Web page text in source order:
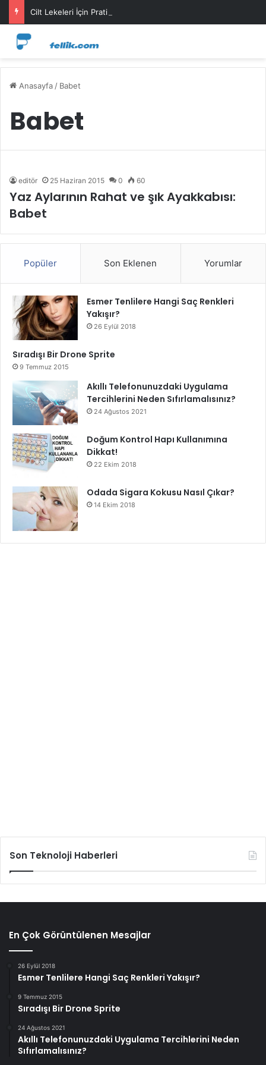
Cilt Lekeleri İçin Pratik Maske Önerileri
Anasayfa / Babet
Babet
editör 25 Haziran 2015 0 60
Yaz Aylarının Rahat ve şık Ayakkabısı:
Babet
Popüler Son Eklenen Yorumlar
Esmer Tenlilere Hangi Saç Renkleri
Yakışır?
26 Eylül 2018
Sıradışı Bir Drone Sprite
9 Temmuz 2015
Akıllı Telefonunuzdaki Uygulama
Tercihlerini Neden Sıfırlamalısınız?
24 Ağustos 2021
Doğum Kontrol Hapı Kullanımına
Dikkat!
22 Ekim 2018
Odada Sigara Kokusu Nasıl Çıkar?
14 Ekim 2018
Son Teknoloji Haberleri
En Çok Görüntülenen Mesajlar
26 Eylül 2018
Esmer Tenlilere Hangi Saç Renkleri Yakışır?
9 Temmuz 2015
Sıradışı Bir Drone Sprite
24 Ağustos 2021
Akıllı Telefonunuzdaki Uygulama Tercihlerini Neden
Sıfırlamalısınız?